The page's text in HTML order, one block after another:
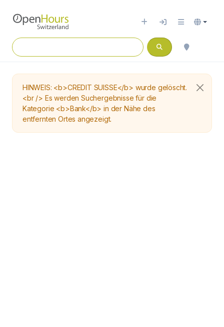
HINWEIS: <b>CREDIT SUISSE</b> wurde gelöscht.
<br /> Es werden Suchergebnisse für die
Kategorie <b>Bank</b> in der Nähe des
entfernten Ortes angezeigt.